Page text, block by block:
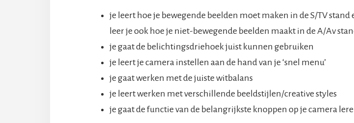
je leert hoe je bewegende beelden moet maken in de S/TV
leer je ook hoe je niet-bewegende beelden maakt in de A/Av
je gaat de belichtingsdriehoek juist kunnen gebruiken
je leert je camera instellen aan de hand van je ‘snel menu’
je gaat werken met de juiste witbalans
je leert werken met verschillende beeldstijlen/creative styles
je gaat de functie van de belangrijkste knoppen op je camera